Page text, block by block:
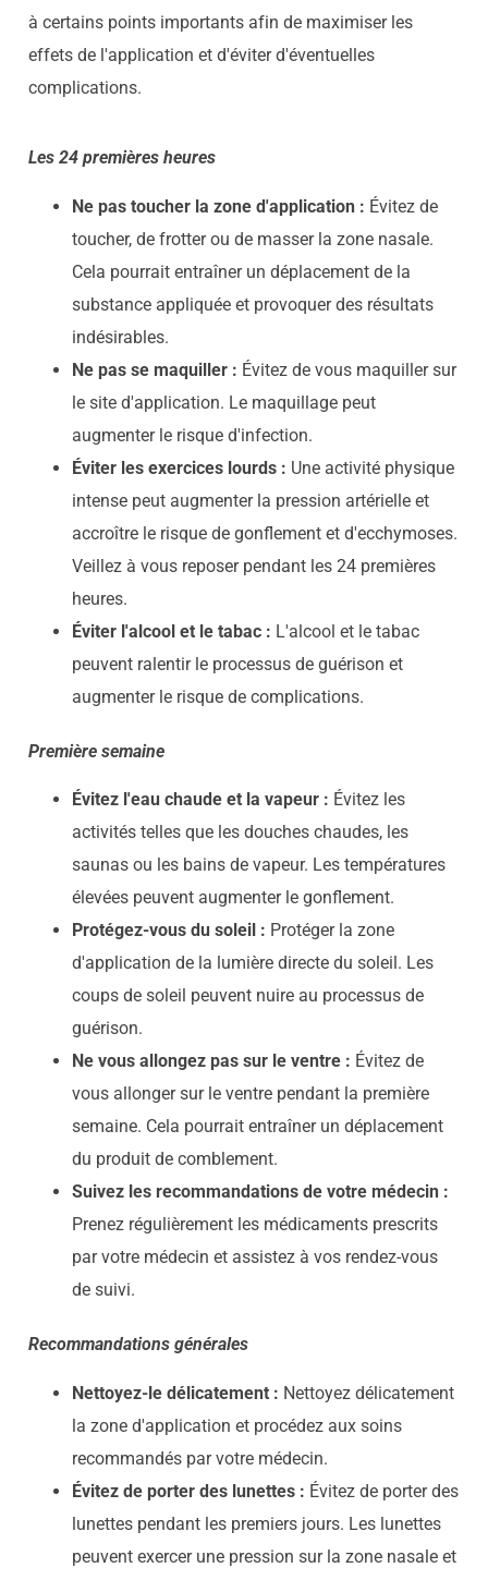
à certains points importants afin de maximiser les
effets de l'application et d'éviter d'éventuelles
complications.
Les 24 premières heures
Ne pas toucher la zone d'application : Évitez de
toucher, de frotter ou de masser la zone nasale.
Cela pourrait entraîner un déplacement de la
substance appliquée et provoquer des résultats
indésirables.
Ne pas se maquiller : Évitez de vous maquiller sur
le site d'application. Le maquillage peut
augmenter le risque d'infection.
Éviter les exercices lourds : Une activité physique
intense peut augmenter la pression artérielle et
accroître le risque de gonflement et d'ecchymoses.
Veillez à vous reposer pendant les 24 premières
heures.
Éviter l'alcool et le tabac : L'alcool et le tabac
peuvent ralentir le processus de guérison et
augmenter le risque de complications.
Première semaine
Évitez l'eau chaude et la vapeur : Évitez les
activités telles que les douches chaudes, les
saunas ou les bains de vapeur. Les températures
élevées peuvent augmenter le gonflement.
Protégez-vous du soleil : Protéger la zone
d'application de la lumière directe du soleil. Les
coups de soleil peuvent nuire au processus de
guérison.
Ne vous allongez pas sur le ventre : Évitez de
vous allonger sur le ventre pendant la première
semaine. Cela pourrait entraîner un déplacement
du produit de comblement.
Suivez les recommandations de votre médecin :
Prenez régulièrement les médicaments prescrits
par votre médecin et assistez à vos rendez-vous
de suivi.
Recommandations générales
Nettoyez-le délicatement : Nettoyez délicatement
la zone d'application et procédez aux soins
recommandés par votre médecin.
Évitez de porter des lunettes : Évitez de porter des
lunettes pendant les premiers jours. Les lunettes
peuvent exercer une pression sur la zone nasale et